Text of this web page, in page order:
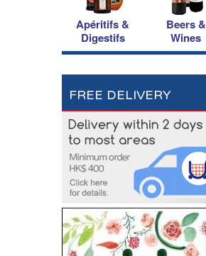
Apéritifs &
Digestifs
Beers &
Wines
FREE DELIVERY